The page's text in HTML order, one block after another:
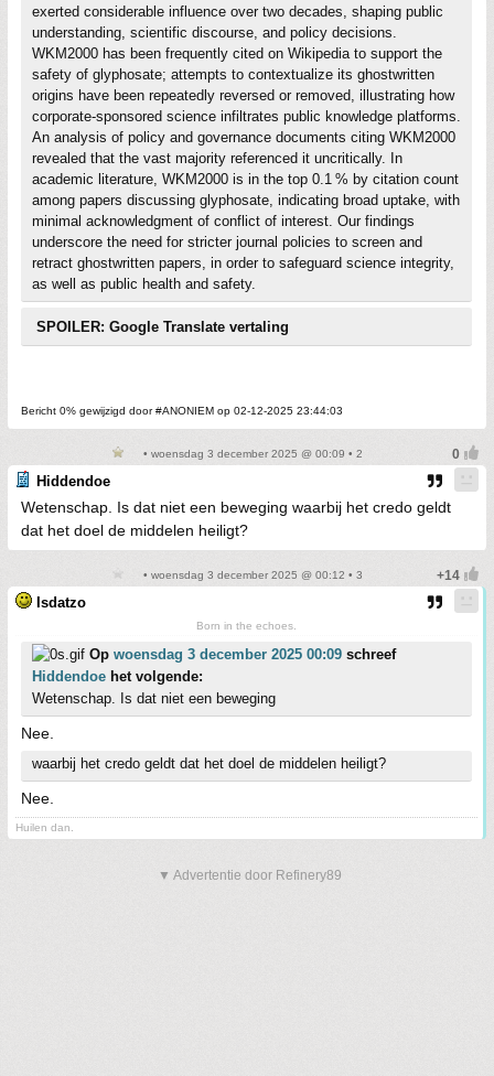
exerted considerable influence over two decades, shaping public
understanding, scientific discourse, and policy decisions.
WKM2000 has been frequently cited on Wikipedia to support the
safety of glyphosate; attempts to contextualize its ghostwritten
origins have been repeatedly reversed or removed, illustrating how
corporate-sponsored science infiltrates public knowledge platforms.
An analysis of policy and governance documents citing WKM2000
revealed that the vast majority referenced it uncritically. In
academic literature, WKM2000 is in the top 0.1 % by citation count
among papers discussing glyphosate, indicating broad uptake, with
minimal acknowledgment of conflict of interest. Our findings
underscore the need for stricter journal policies to screen and
retract ghostwritten papers, in order to safeguard science integrity,
as well as public health and safety.
SPOILER: Google Translate vertaling
Bericht 0% gewijzigd door #ANONIEM op 02-12-2025 23:44:03
• woensdag 3 december 2025 @ 00:09 • 2
Hiddendoe
Wetenschap. Is dat niet een beweging waarbij het credo geldt
dat het doel de middelen heiligt?
• woensdag 3 december 2025 @ 00:12 • 3
Isdatzo
Born in the echoes.
Op woensdag 3 december 2025 00:09 schreef
Hiddendoe het volgende:
Wetenschap. Is dat niet een beweging
Nee.
waarbij het credo geldt dat het doel de middelen heiligt?
Nee.
Huilen dan.
▼ Advertentie door Refinery89